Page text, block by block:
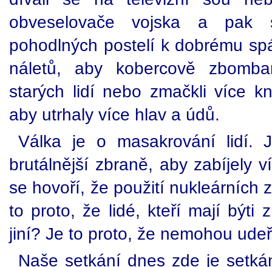
obveselovače vojska a pak
pohodlných postelí k dobrému
náletů, aby kobercově
starých lidí nebo zmačkli více
aby utrhaly více hlav a údů.
Válka je o masakrování lidí.
brutálnější zbraně, aby zabíjely
se hovoří, že použití nukleárních
to proto, že lidé, kteří mají býti
jiní? Je to proto, že nemohou
Naše setkání dnes zde je